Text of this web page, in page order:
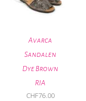
Avarca
Sandalen
Dye Brown
RIA
CHF76.00